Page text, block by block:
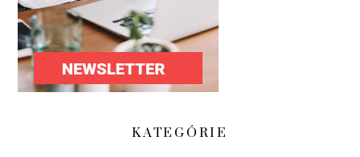
KATEGÓRIE